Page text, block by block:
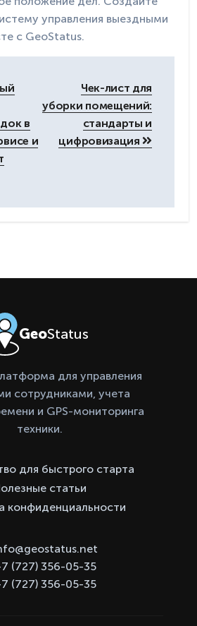
управления выездными
с GeoStatus.
в
и
Чек-лист для
уборки помещений:
стандарты и
цифровизация
GeoStatus
для управления
сотрудниками, учета
и GPS-мониторинга
техники.
для быстрого старта
статьи
конфиденциальности
(727) 356-05-35
(727) 356-05-35